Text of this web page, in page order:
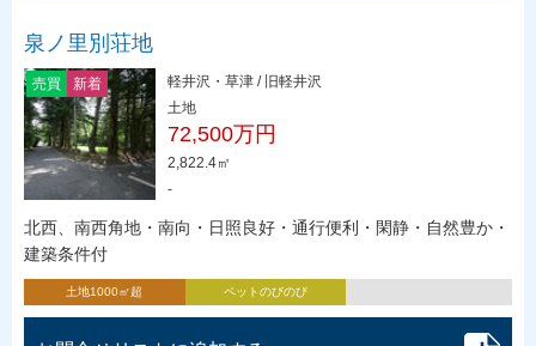
泉ノ里別荘地
売買 新着
軽井沢・草津 / 旧軽井沢
土地
72,500万円
2,822.4㎡
-
北西、南西角地・南向・日照良好・通行便利・閑静・自然豊か・
建築条件付
土地1000㎡超 ペットのびのび